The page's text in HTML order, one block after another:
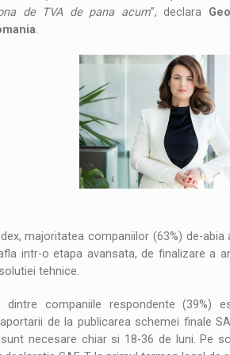
de TVA de pana acum”, declara
.
majoritatea companiilor (63%) de-
intr-o etapa avansata, de finalizare a
tehnice.
dintre companiile respondente
de la publicarea schemei finale
necesare chiar si 18-36 de luni. Pe